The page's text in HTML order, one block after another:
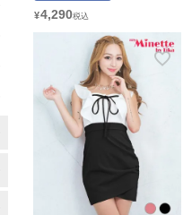
¥4,290